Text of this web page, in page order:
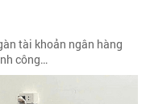
tài khoản ngân hàng
công…